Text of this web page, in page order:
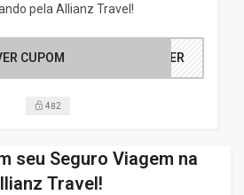
pela Allianz Travel!
CUPOM MBER
482
seu Seguro Viagem na
Travel!